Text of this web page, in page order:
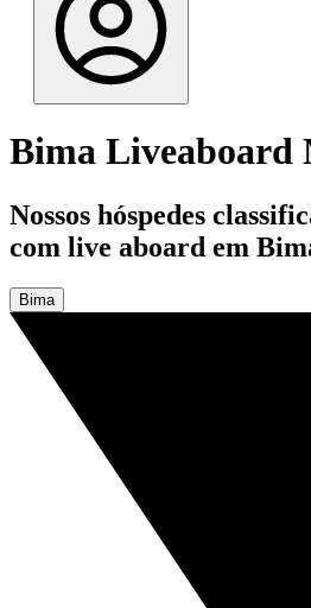
Bima Liveaboard
Nossos hóspedes
com live aboard em
Bima